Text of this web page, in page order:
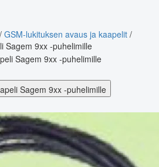
/ GSM-lukituksen avaus ja kaapelit /
Sagem 9xx -puhelimille